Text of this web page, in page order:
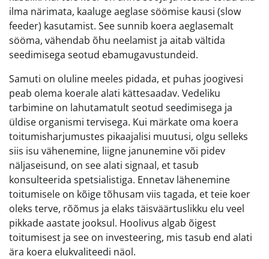
ilma närimata, kaaluge aeglase söömise kausi (slow
feeder) kasutamist. See sunnib koera aeglasemalt
sööma, vähendab õhu neelamist ja aitab vältida
seedimisega seotud ebamugavustundeid.
Samuti on oluline meeles pidada, et puhas joogivesi
peab olema koerale alati kättesaadav. Vedeliku
tarbimine on lahutamatult seotud seedimisega ja
üldise organismi tervisega. Kui märkate oma koera
toitumisharjumustes pikaajalisi muutusi, olgu selleks
siis isu vähenemine, liigne janunemine või pidev
näljaseisund, on see alati signaal, et tasub
konsulteerida spetsialistiga. Ennetav lähenemine
toitumisele on kõige tõhusam viis tagada, et teie koer
oleks terve, rõõmus ja elaks täisväärtuslikku elu veel
pikkade aastate jooksul. Hoolivus algab õigest
toitumisest ja see on investeering, mis tasub end alati
ära koera elukvaliteedi näol.